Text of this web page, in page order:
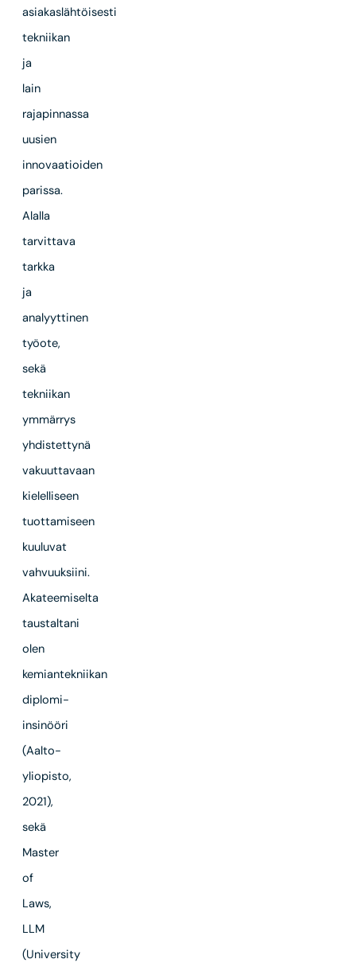
asiakaslähtöisesti
tekniikan
ja
lain
rajapinnassa
uusien
innovaatioiden
parissa.
Alalla
tarvittava
tarkka
ja
analyyttinen
työote,
sekä
tekniikan
ymmärrys
yhdistettynä
vakuuttavaan
kielelliseen
tuottamiseen
kuuluvat
vahvuuksiini.
Akateemiselta
taustaltani
olen
kemiantekniikan
diplomi-
insinööri
(Aalto-
yliopisto,
2021),
sekä
Master
of
Laws,
LLM
(University